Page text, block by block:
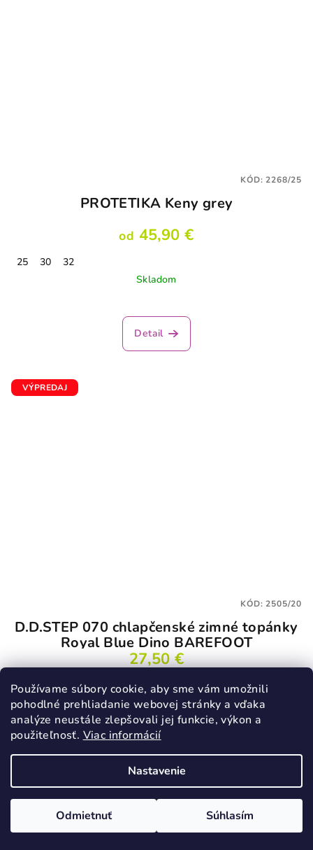
Používame súbory cookie, aby sme vám umožnili
pohodlné prehliadanie webovej stránky a vďaka
analýze neustále zlepšovali jej funkcie, výkon a
použiteľnosť. Viac informácií
Nastavenie
Odmietnuť Súhlasím
PROTETIKA Keny grey
od 45,90 €
25 30
32
Skladom
Detail
KÓD:2268/25
VÝPREDAJ
D.D.STEP 070 chlapčenské zimné topánky
Royal Blue Dino BAREFOOT
27,50 €
20
Skladom
Detail
KÓD:2505/20